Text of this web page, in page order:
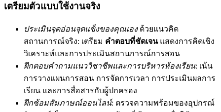
เตรียมตัวแบบใช้งานจริง
ประเมินจุดอ่อนจุดแข็งของคุณเองด้วยแนวคิด
สถานการณ์จริง: เตรียม คำตอบที่ชัดเจนแสดงการคิดเชิง
วิเคราะห์และการประเมินสถานการณ์การสอน
ฝึกตอบคำถามแนววิชาชีพและการบริหารห้องเรียน: เน้น
การวางแผนการสอน การจัดการเวลา การประเมินผลการ
เรียน และการสื่อสารกับผู้ปกครอง
ฝึกซ้อมสัมภาษณ์ออนไลน์: ตรวจความพร้อมของอุปกรณ์